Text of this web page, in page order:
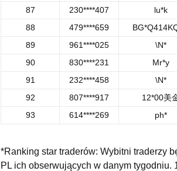
87
230****407 lu*k
88
479****659
89
961****025 \N*
90
830****231 Mr*y
91
232****458 \N*
92
807****917 12*00美
93
614****269 ph*
*Ranking star traderów: Wybitni traderzy
PL ich obserwujących w danym tygodniu.